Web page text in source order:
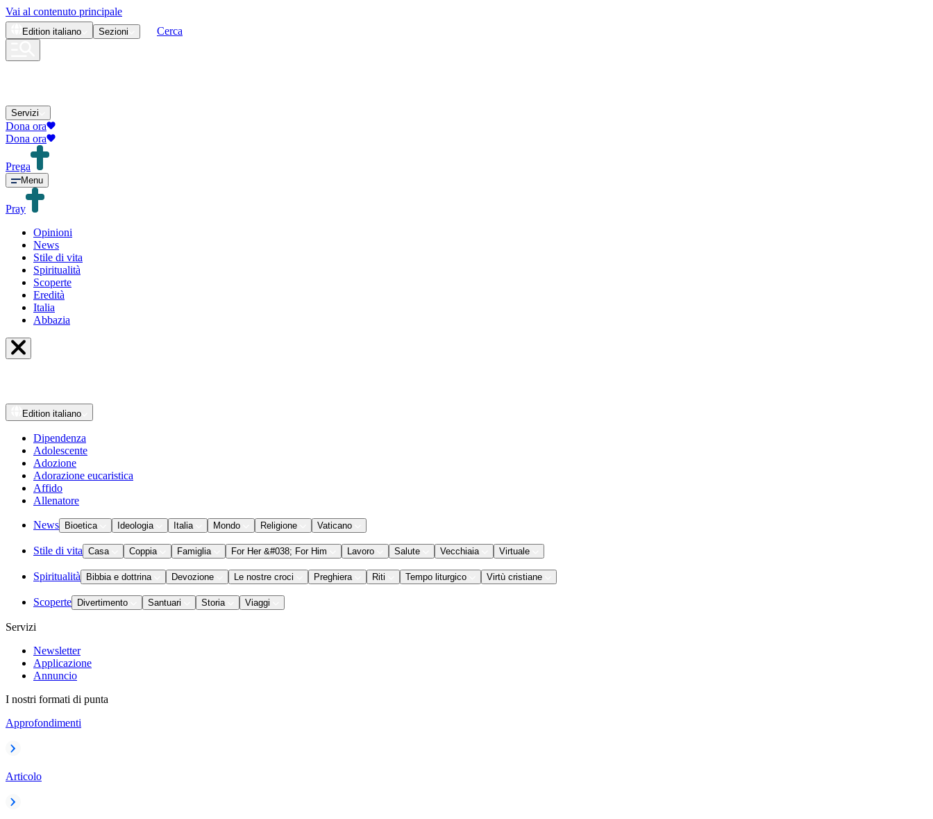
Vai al contenuto principale
Edition italiano Sezioni Cerca
Servizi
Dona ora
Dona ora
Prega
Menu
Pray
Opinioni
News
Stile di vita
Spiritualità
Scoperte
Eredità
Italia
Abbazia
Edition italiano
Dipendenza
Adolescente
Adozione
Adorazione eucaristica
Affido
Allenatore
News Bioetica Ideologia Italia Mondo Religione Vaticano
Stile di vita Casa Coppia Famiglia For Her &#038; For Him Lavoro Salute Vecchiaia Virtuale
Spiritualità Bibbia e dottrina Devozione Le nostre croci Preghiera Riti Tempo liturgico Virtù cristiane
Scoperte Divertimento Santuari Storia Viaggi
Servizi
Newsletter
Applicazione
Annuncio
I nostri formati di punta
Approfondimenti
Articolo